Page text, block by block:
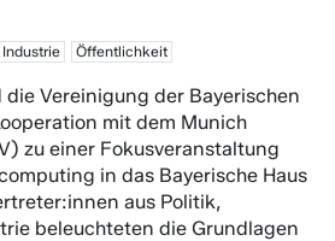
Industrie Öffentlichkeit
Vereinigung der Bayerischen
mit dem Munich
zu einer Fokusveranstaltung
in das Bayerische Haus
aus Politik,
beleuchteten die Grundlagen